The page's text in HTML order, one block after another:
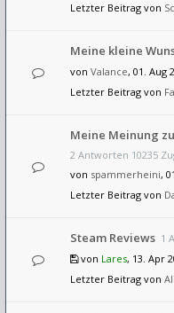
Letzter Beitrag von
Meine kleine
von Valance, 01. Aug
Letzter Beitrag von
Meine Meinung
2 Antworten 10235
von spammerheini,
Letzter Beitrag von
Steam Reviews 1
von Lares, 13. Apr
Letzter Beitrag von